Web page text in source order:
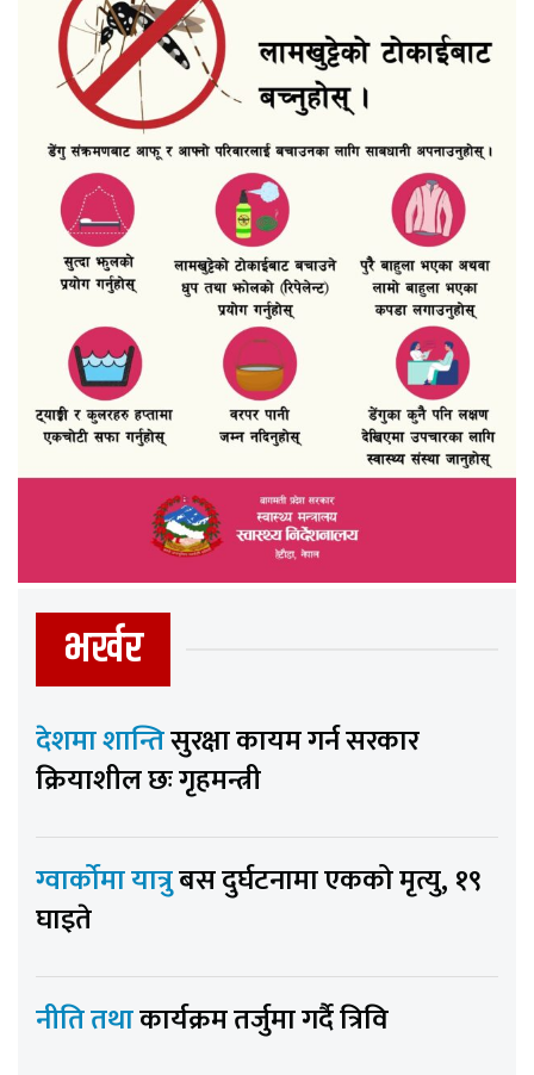
भर्खर
देशमा शान्तिसुरक्षा कायम गर्न सरकार
क्रियाशील छः गृहमन्त्री
ग्वार्कोमा यात्रुबस दुर्घटनामा एकको मृत्यु, १९
घाइते
नीति तथाकार्यक्रम तर्जुमा गर्दै त्रिवि